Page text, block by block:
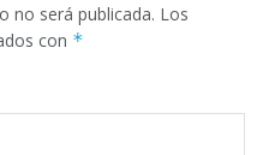
no será publicada. Los
con *